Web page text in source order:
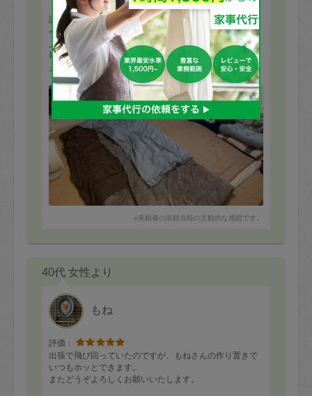
評価：
今回もいつものリビングと寝室をお願いしましたが、仕
上がりに大満足です。
毎回とても丁寧で、生活感が出やすい場所もすっきり整
えてくださるので、本当に助かっています。
特に寝室は、整った状態を見るだけで気持ちまで軽くな
ります。
定期でお願いできる安心感も大きく、我が家には欠かせ
ない存在です。
いつもありがとうございます。また次回もよろしくお願
いいたします。
もっと見る
※依頼者の依頼当時の主観的な感想です。
40代 女性より
もね
評価：
出張で飛び回っていたのですが、もねさんの作り置きで
いつもホッとできます。
またどうぞよろしくお願いいたします。